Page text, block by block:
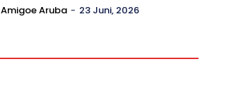
Amigoe Aruba - 23 Juni, 2026